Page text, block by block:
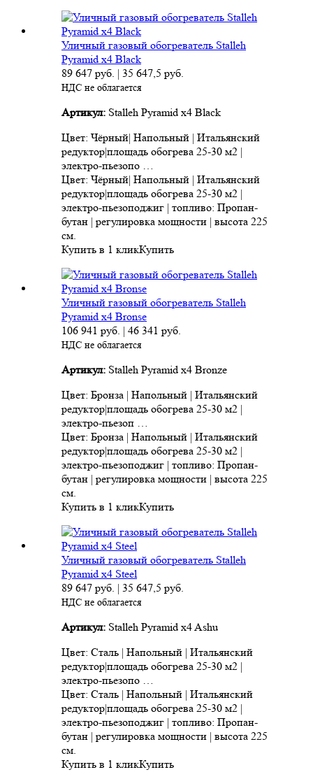
Уличный газовый обогреватель Stalleh
Pyramid x4 Black
89 647 руб. | 35 647,5 руб.
НДС не облагается
Артикул: Stalleh Pyramid x4 Black
Цвет: Чёрный| Напольный | Итальянский
редуктор|площадь обогрева 25-30 м2 |
электро-пьезопо …
Цвет: Чёрный| Напольный | Итальянский
редуктор|площадь обогрева 25-30 м2 |
электро-пьезоподжиг | топливо: Пропан-
бутан | регулировка мощности | высота 225
см.
Купить в 1 кликКупить
Уличный газовый обогреватель Stalleh
Pyramid x4 Bronse
106 941 руб. | 46 341 руб.
НДС не облагается
Артикул: Stalleh Pyramid x4 Bronze
Цвет: Бронза | Напольный | Итальянский
редуктор|площадь обогрева 25-30 м2 |
электро-пьезоп …
Цвет: Бронза | Напольный | Итальянский
редуктор|площадь обогрева 25-30 м2 |
электро-пьезоподжиг | топливо: Пропан-
бутан | регулировка мощности | высота 225
см.
Купить в 1 кликКупить
Уличный газовый обогреватель Stalleh
Pyramid x4 Steel
89 647 руб. | 35 647,5 руб.
НДС не облагается
Артикул: Stalleh Pyramid x4 Ashu
Цвет: Сталь | Напольный | Итальянский
редуктор|площадь обогрева 25-30 м2 |
электро-пьезопо …
Цвет: Сталь | Напольный | Итальянский
редуктор|площадь обогрева 25-30 м2 |
электро-пьезоподжиг | топливо: Пропан-
бутан | регулировка мощности | высота 225
см.
Купить в 1 кликКупить